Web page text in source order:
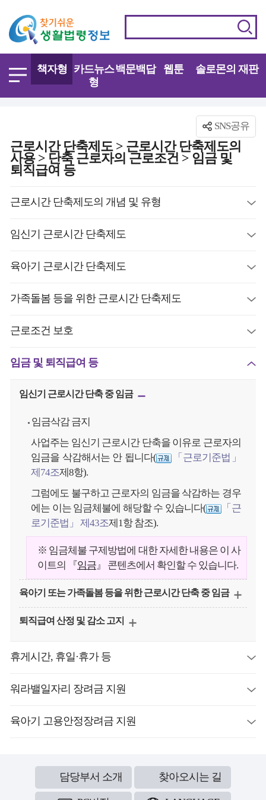
책자형
카드뉴스
형
백문백답 웹툰 솔로몬의 재판
SNS공유
근로시간 단축제도 > 근로시간 단축제도의
사용 > 단축 근로자의 근로조건 > 임금 및
퇴직급여 등
근로시간 단축제도의 개념 및 유형
임신기 근로시간 단축제도
육아기 근로시간 단축제도
가족돌봄 등을 위한 근로시간 단축제도
근로조건 보호
임금 및 퇴직급여 등
임신기 근로시간 단축 중 임금
임금삭감 금지
사업주는 임신기 근로시간 단축을 이유로 근로자의
임금을 삭감해서는 안 됩니다(
「근로기준법」
제74조제8항).
그럼에도 불구하고 근로자의 임금을 삭감하는 경우
에는 이는 임금체불에 해당할 수 있습니다(
「근
로기준법」 제43조제1항 참조).
※ 임금체불 구제방법에 대한 자세한 내용은 이 사
이트의 『임금』 콘텐츠에서 확인할 수 있습니다.
육아기 또는 가족돌봄 등을 위한 근로시간 단축 중 임금
퇴직급여 산정 및 감소 고지
휴게시간, 휴일·휴가 등
워라밸일자리 장려금 지원
육아기 고용안정장려금 지원
담당부서 소개 찾아오시는 길